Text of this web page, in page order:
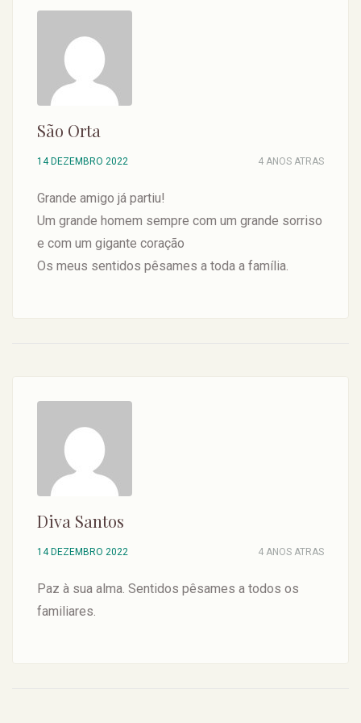
São Orta
14 DEZEMBRO 2022 4 ANOS ATRAS
Grande amigo já partiu!
Um grande homem sempre com um grande sorriso
e com um gigante coração
Os meus sentidos pêsames a toda a família.
Diva Santos
14 DEZEMBRO 2022 4 ANOS ATRAS
Paz à sua alma. Sentidos pêsames a todos os
familiares.